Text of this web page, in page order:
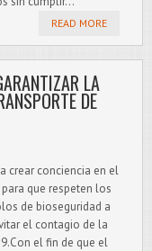
READ MORE
LA
DE
crear conciencia en el
que respeten los
de bioseguridad a
el contagio de la
el fin de que el